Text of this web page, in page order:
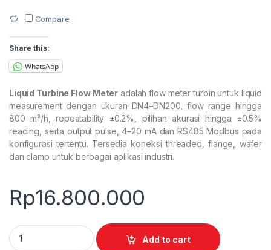
Compare
Share this:
WhatsApp
Liquid Turbine Flow Meter adalah flow meter turbin untuk liquid
measurement dengan ukuran DN4–DN200, flow range hingga
800 m³/h, repeatability ±0.2%, pilihan akurasi hingga ±0.5%
reading, serta output pulse, 4–20 mA dan RS485 Modbus pada
konfigurasi tertentu. Tersedia koneksi threaded, flange, wafer
dan clamp untuk berbagai aplikasi industri.
Rp16.800.000
Liquid Turbine Flow Meter quantity
Add to cart